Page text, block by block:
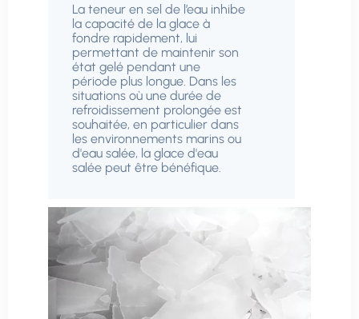
La teneur en sel de l’eau inhibe
la capacité de la glace à
fondre rapidement, lui
permettant de maintenir son
état gelé pendant une
période plus longue. Dans les
situations où une durée de
refroidissement prolongée est
souhaitée, en particulier dans
les environnements marins ou
d'eau salée, la glace d'eau
salée peut être bénéfique.